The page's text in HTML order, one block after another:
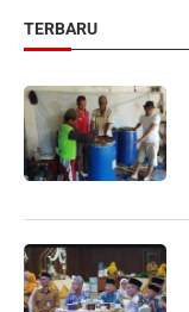
TERBARU